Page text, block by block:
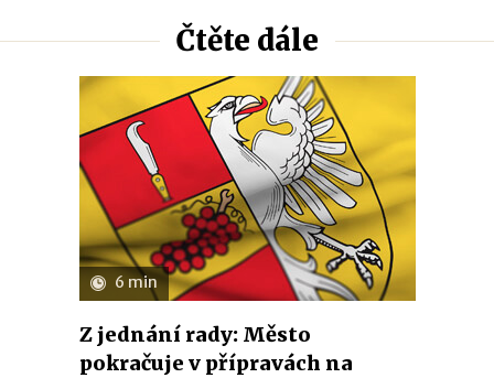
Čtěte dále
6 min
Z jednání rady: Město
pokračuje v přípravách na